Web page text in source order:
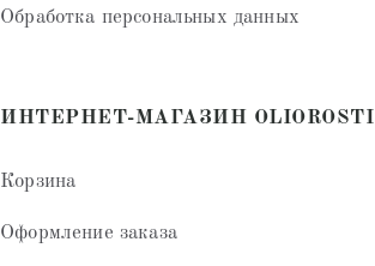
Обработка персональных данных
ИНТЕРНЕТ-МАГАЗИН OLIOROSTI
Корзина
Оформление заказа